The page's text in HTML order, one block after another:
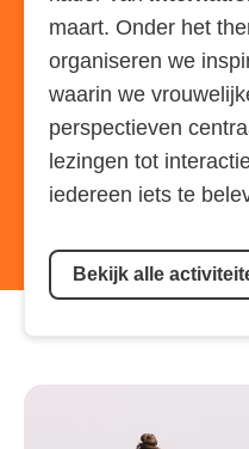
maart. Onder het
organiseren we
waarin we
perspectieven
lezingen tot
iedereen iets te
Bekijk alle